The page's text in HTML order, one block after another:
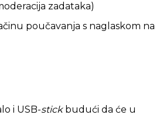
zadataka)
poučavanja s naglaskom na
i USB-stickbudući da će u